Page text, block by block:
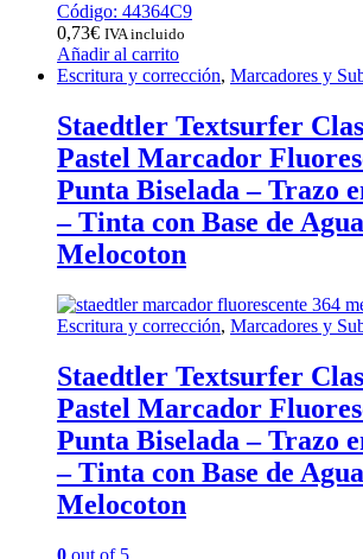
Código: 44364C9
0,73€ IVA incluido
Añadir al carrito
Escritura y corrección, Marcadores y
Staedtler Textsurfer
Pastel Marcador
Punta Biselada – Trazo
– Tinta con Base de
Melocoton
Escritura y corrección, Marcadores y
Staedtler Textsurfer
Pastel Marcador
Punta Biselada – Trazo
– Tinta con Base de
Melocoton
0 out of 5